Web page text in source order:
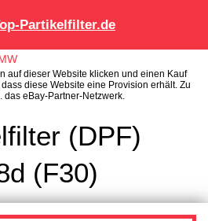
Partikelfilter.de
auf dieser Website klicken und einen Kauf
diese Website eine Provision erhält. Zu
das eBay-Partner-Netzwerk.
(DPF)
(F30)